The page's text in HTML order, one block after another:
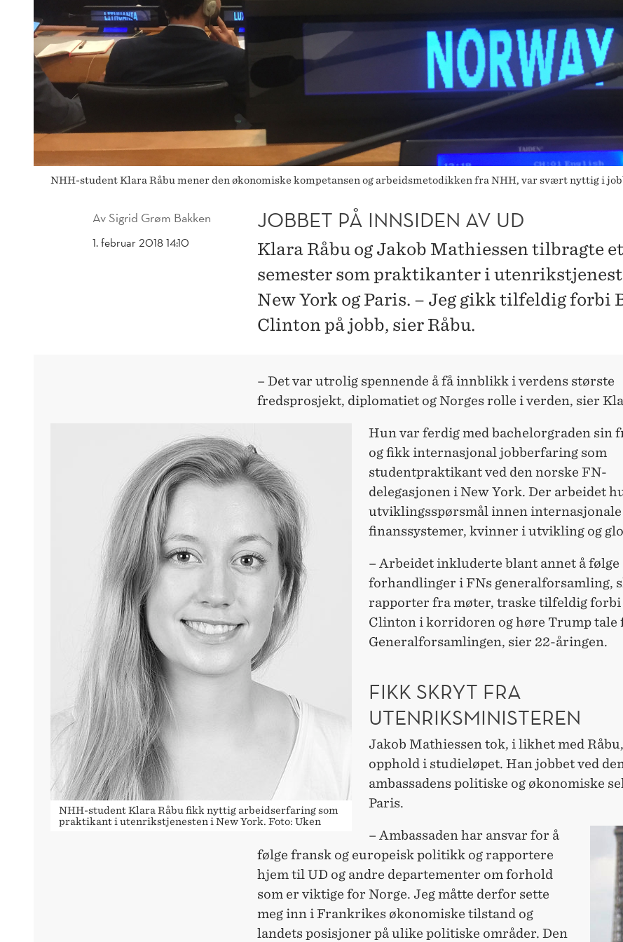
NHH-student Klara Råbu mener den økonomiske kompetansen og arbeidsmetodikken fra NHH, var svært nyttig i
AvSigrid Grøm Bakken
1. februar 2018 14:10
JOBBET PÅ INNSIDEN AV UD
Klara Råbu og Jakob Mathiessen tilbragte et
semester som praktikanter i
New York og Paris. – Jeg gikk tilfeldig forbi
Clinton på jobb, sier Råbu.
– Det var utrolig spennende å få innblikk i verdens største
fredsprosjekt, diplomatiet og Norges rolle i verden, sier
NHH-student Klara Råbu fikk nyttig arbeidserfaring som
praktikant i utenrikstjenesten i New York. Foto: Uken
Hun var ferdig med bachelorgraden sin
og fikk internasjonal jobberfaring som
studentpraktikant ved den norske FN-
delegasjonen i New York. Der arbeidet
utviklingsspørsmål innen internasjonale
finanssystemer, kvinner i utvikling og
– Arbeidet inkluderte blant annet å følge
forhandlinger i FNs generalforsamling,
rapporter fra møter, traske tilfeldig
Clinton i korridoren og høre Trump tale
Generalforsamlingen, sier 22-åringen.
FIKK SKRYT FRA
UTENRIKSMINISTEREN
Jakob Mathiessen tok, i likhet med
opphold i studieløpet. Han jobbet ved
ambassadens politiske og økonomiske
Paris.
– Ambassaden har ansvar for å
følge fransk og europeisk politikk og rapportere
hjem til UD og andre departementer om forhold
som er viktige for Norge. Jeg måtte derfor sette
meg inn i Frankrikes økonomiske tilstand og
landets posisjoner på ulike politiske områder. Den